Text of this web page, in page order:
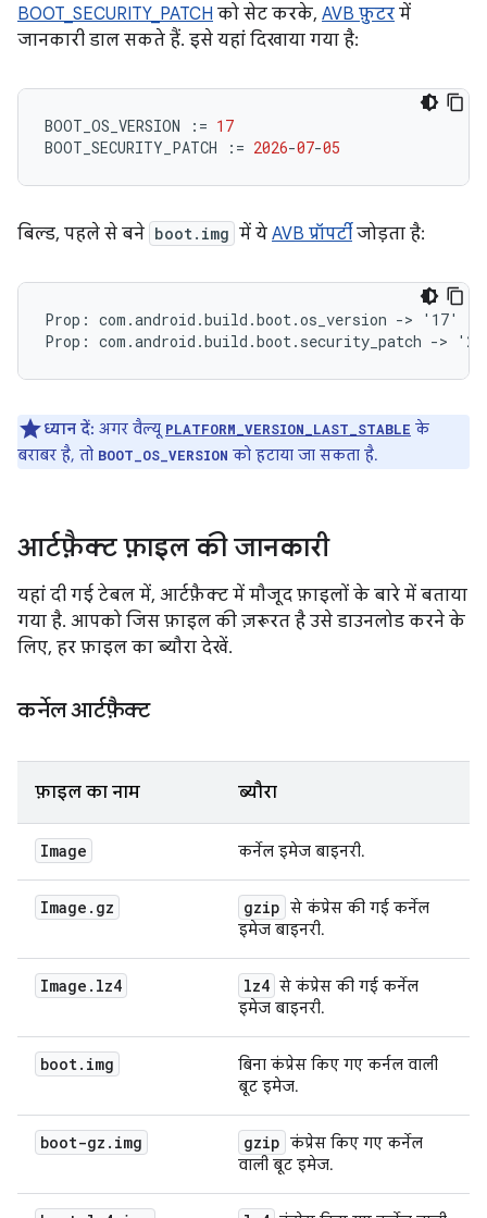
BOOT_SECURITY_PATCH को सेट करके, AVB फ़ुटर में
जानकारी डाल सकते हैं. इसे यहां दिखाया गया है:
BOOT_OS_VERSION := 17
BOOT_SECURITY_PATCH
:= 2026-07-05
बिल्ड, पहले से बने boot.img में ये AVB प्रॉपर्टी जोड़ता है:
Prop: com.android.build.boot.os_version -> '17'
ध्यान दें: अगर वैल्यू PLATFORM_VERSION_LAST_STABLE के
बराबर है, तो BOOT_OS_VERSION को हटाया जा सकता है.
आर्टफ़ैक्ट फ़ाइल की जानकारी
यहां दी गई टेबल में, आर्टफ़ैक्ट में मौजूद फ़ाइलों के बारे में बताया
गया है. आपको जिस फ़ाइल की ज़रूरत है उसे डाउनलोड करने के
लिए, हर फ़ाइल का ब्यौरा देखें.
कर्नेल आर्टफ़ैक्ट
फ़ाइल का नाम ब्यौरा
Image कर्नेल इमेज बाइनरी.
Image . gz gzip से कंप्रेस की गई कर्नेल
इमेज बाइनरी.
Image . lz4 lz4 से कंप्रेस की गई कर्नेल
इमेज बाइनरी.
boot. img
बिना कंप्रेस किए गए कर्नल वाली
बूट इमेज.
boot-gz . img gzip कंप्रेस किए गए कर्नेल
वाली बूट इमेज.